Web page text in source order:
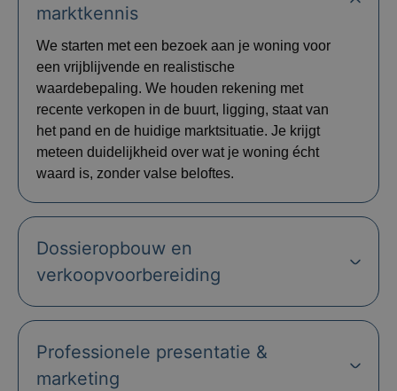
marktkennis
We starten met een bezoek aan je woning voor
een vrijblijvende en realistische
waardebepaling. We houden rekening met
recente verkopen in de buurt, ligging, staat van
het pand en de huidige marktsituatie. Je krijgt
meteen duidelijkheid over wat je woning écht
waard is, zonder valse beloftes.
Dossieropbouw en
verkoopvoorbereiding
Professionele presentatie &
marketing